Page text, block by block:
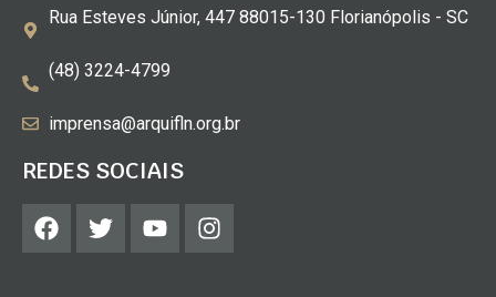
Rua Esteves Júnior, 447 88015-130 Florianópolis - SC
(48) 3224-4799
imprensa@arquifln.org.br
REDES SOCIAIS